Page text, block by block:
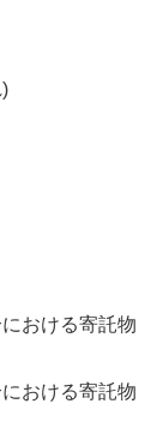
おける寄託物
おける寄託物